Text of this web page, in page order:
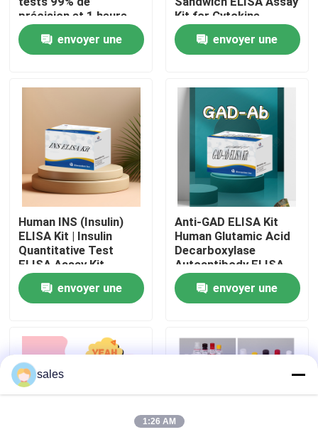
Maison
Visite de l'usine
Contrôle qualité
Contactez-nous
Nouvelles
Cas
VR Show
précision et 1 heure
de temps d'essai pour
la recherche sur la
carence en vitamines
envoyer une
Kit for Cytokine
Quantitative Detection
in Biological Samples,
Serum, Plasma, Cell
envoyer une
Human INS (Insulin)
ELISA Kit | Insulin
Quantitative Test
ELISA Assay Kit,
Sandwich ELISA For
Serum Plasma 96
Tests Laboratory
envoyer une
Anti-GAD ELISA Kit
Human Glutamic Acid
Decarboxylase
Autoantibody ELISA
KiT GAD-Ab / GAD65
Autoantibody Enzyme
Linked
Test Kit
envoyer une
sales
1:26 AM